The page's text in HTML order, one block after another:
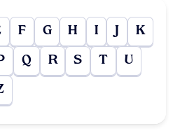
F G H I J K
Q R S T U